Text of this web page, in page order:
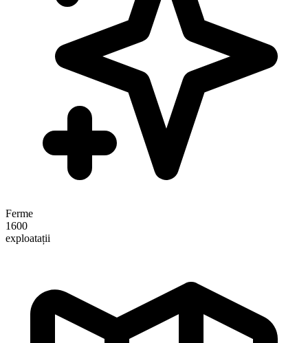
Ferme
1600
exploatații